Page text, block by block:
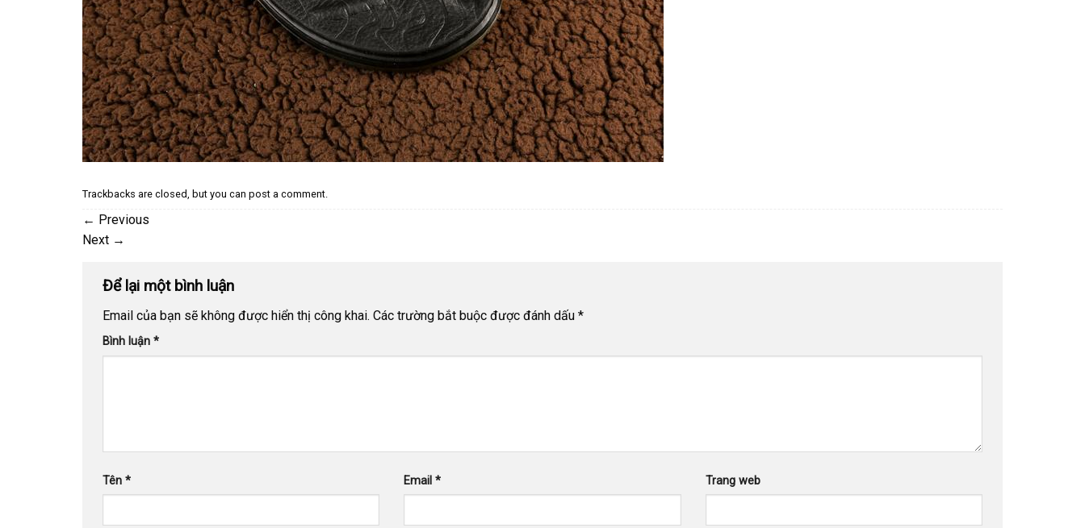
Trackbacks are closed, but you can post a comment.
← Previous
Next →
Để lại một bình luận
Email của bạn sẽ không được hiển thị công khai. Các trường bắt buộc được đánh dấu *
Bình luận *
Tên * Email* Trang web